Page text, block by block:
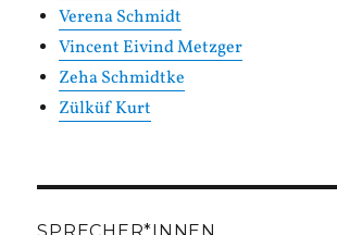
Verena Schmidt
Vincent Eivind Metzger
Zeha Schmidtke
Zülküf Kurt